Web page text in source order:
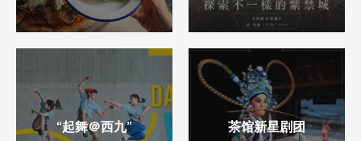
“起舞＠西九” 茶馆新星剧团